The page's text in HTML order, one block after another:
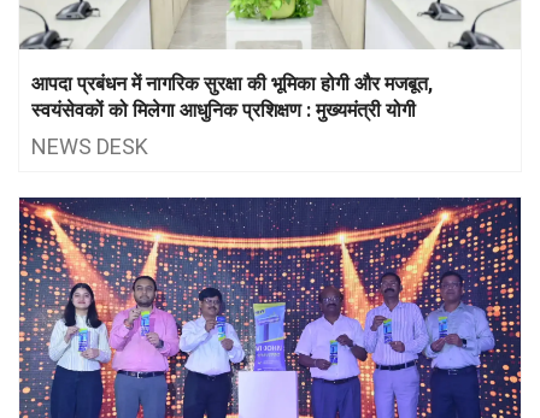
आपदा प्रबंधन में नागरिक सुरक्षा की भूमिका होगी और मजबूत,
स्वयंसेवकों को मिलेगा आधुनिक प्रशिक्षण : मुख्यमंत्री योगी
NEWS DESK